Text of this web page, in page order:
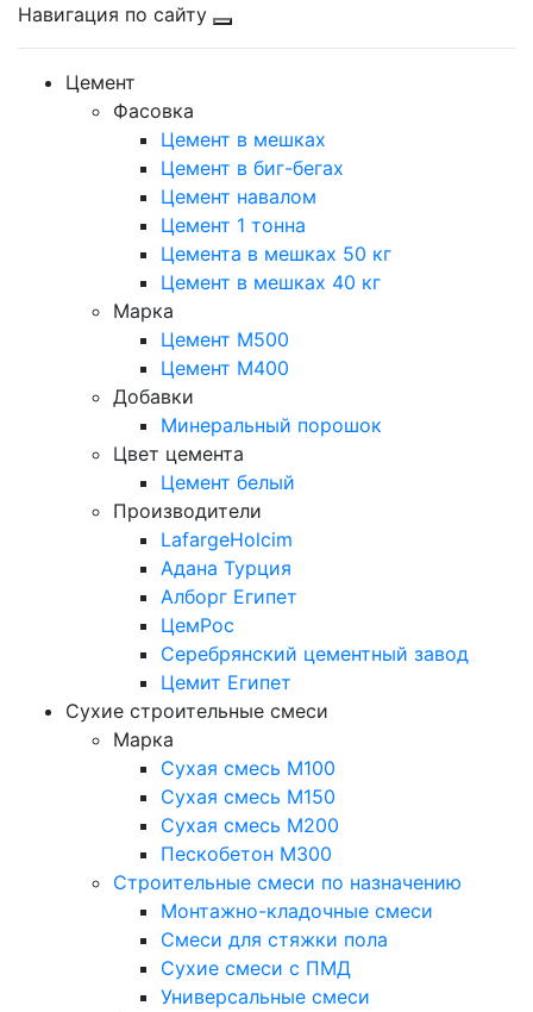
Навигация по сайту
Цемент
Фасовка
Цемент в мешках
Цемент в биг-бегах
Цемент навалом
Цемент 1 тонна
Цемента в мешках 50 кг
Цемент в мешках 40 кг
Марка
Цемент М500
Цемент М400
Добавки
Минеральный порошок
Цвет цемента
Цемент белый
Производители
LafargeHolcim
Адана Турция
Алборг Египет
ЦемРос
Серебрянский цементный завод
Цемит Египет
Сухие строительные смеси
Марка
Сухая смесь М100
Сухая смесь М150
Сухая смесь М200
Пескобетон М300
Строительные смеси по назначению
Монтажно-кладочные смеси
Смеси для стяжки пола
Сухие смеси с ПМД
Универсальные смеси